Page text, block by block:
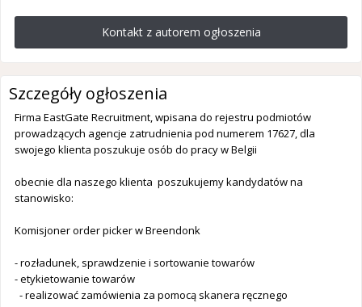
Kontakt z autorem ogłoszenia
Szczegóły ogłoszenia
Firma EastGate Recruitment, wpisana do rejestru podmiotów
prowadzących agencje zatrudnienia pod numerem 17627, dla
swojego klienta poszukuje osób do pracy w Belgii
obecnie dla naszego klienta poszukujemy kandydatów na
stanowisko:
Komisjoner order picker w Breendonk
- rozładunek, sprawdzenie i sortowanie towarów
- etykietowanie towarów
- realizować zamówienia za pomocą skanera ręcznego